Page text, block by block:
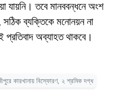
যায়নি। তবে মানববন্ধনে অংশ
সঠিক ব্যক্তিকে মনোনয়ন না
প্রতিবাদ অব্যাহত থাকবে।
কারখানায় বিস্ফোরণ, ২ শ্রমিক দগ্ধ